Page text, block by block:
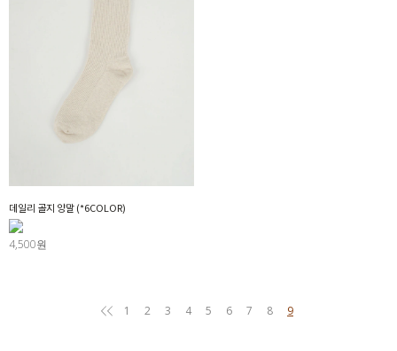
데일리 골지 양말 (*6COLOR)
4,500원
1 2 3 4 5 6 7 8 9